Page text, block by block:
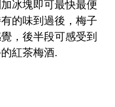
冰塊即可最快最便
的味到過後，梅子
，後半段可感受到
紅茶梅酒.